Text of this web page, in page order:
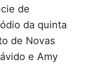
de
da quinta
de Novas
e Amy